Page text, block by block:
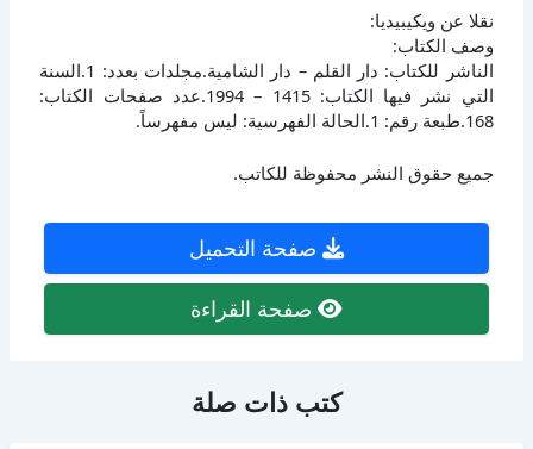
نقلا عن ويكيبيديا:
وصف الكتاب:
الناشر للكتاب: دار القلم – دار الشامية.مجلدات بعدد: 1.السنة
التي نشر فيها الكتاب: 1415 – 1994.عدد صفحات الكتاب:
168.طبعة رقم: 1.الحالة الفهرسية: ليس مفهرساً.
جميع حقوق النشر محفوظة للكاتب.
صفحة التحميل
صفحة القراءة
كتب ذات صلة